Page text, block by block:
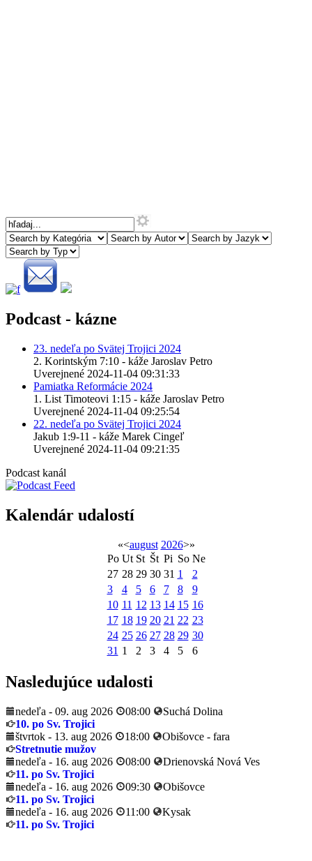
Podcast - kázne
23. nedeľa po Svätej Trojici 2024
2. Korintským 7:10 - káže Jaroslav Petro
Uverejnené 2024-11-04 09:31:33
Pamiatka Reformácie 2024
1. List Timoteovi 1:15 - káže Jaroslav Petro
Uverejnené 2024-11-04 09:25:54
22. nedeľa po Svätej Trojici 2024
Jakub 1:9-11 - káže Marek Cingeľ
Uverejnené 2024-11-04 09:21:35
Podcast kanál
Kalendár udalostí
«<august 2026>»
Po Ut St Št Pi So Ne
27 28 29 30 31 1
2
3
4 5 6 7 8
9
10 11 12 13 14 15 16
17 18 19 20 21 22 23
24 25 26 27 28 29 30
31 1 2 3 4 5 6
Nasledujúce udalosti
nedeľa - 09. aug 2026 08:00
Suchá Dolina
10. po Sv. Trojici
štvrtok - 13. aug 2026
18:00
Obišovce - fara
Stretnutie mužov
nedeľa - 16. aug 2026
08:00
Drienovská Nová Ves
11. po Sv. Trojici
nedeľa - 16. aug 2026
09:30
Obišovce
11. po Sv. Trojici
nedeľa - 16. aug 2026
11:00
Kysak
11. po Sv. Trojici